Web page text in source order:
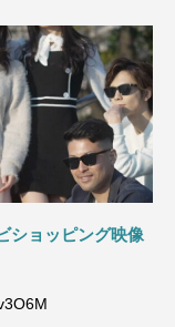
ショッピング映像